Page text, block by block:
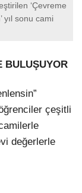
‘Çevreme
yıl sonu cami
BULUŞUYOR
çeşitli
değerlerle